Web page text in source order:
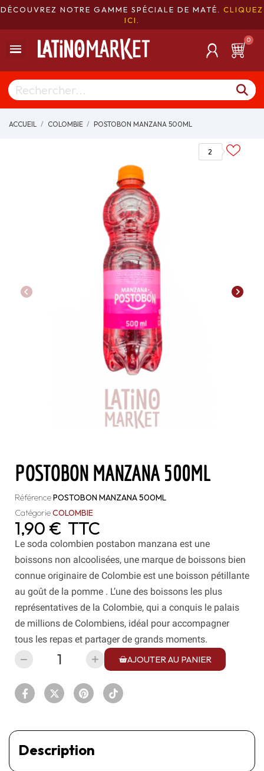
DÉCOUVREZ NOTRE GAMME SPÉCIALE DE MATÉ. CLIQUEZ
ICI
ACCUEIL COLOMBIE POSTOBON MANZANA 500ML
2
POSTOBON MANZANA 500ML
RéférencePOSTOBON MANZANA 500ML
CatégorieCOLOMBIE
1,90 € TTC
Le soda colombien postabon manzana est une
boissons non alcoolisées, une marque de boissons bien
connue originaire de Colombie est une boisson pétillante
au goût de la pomme . L’une des boissons les plus
représentatives de la Colombie, qui a conquis le palais
de millions de Colombiens, idéal pour accompagner
tous les repas et partager de grands moments.
AJOUTER AU PANIER
Description